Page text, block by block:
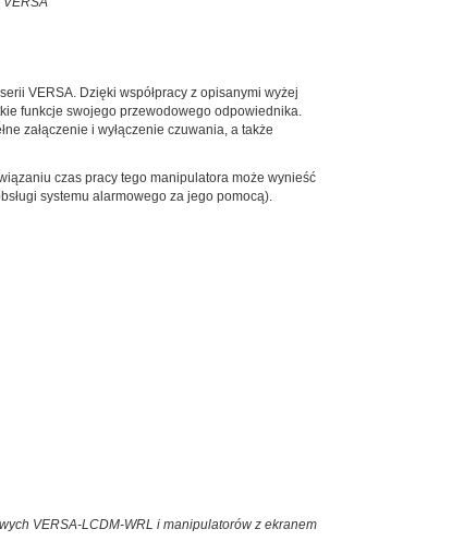
VERSA. Dzięki współpracy z opisanymi wyżej
funkcje swojego przewodowego odpowiednika.
załączenie i wyłączenie czuwania, a także
czas pracy tego manipulatora może wynieść
systemu alarmowego za jego pomocą).
VERSA-LCDM-WRL i manipulatorów z ekranem